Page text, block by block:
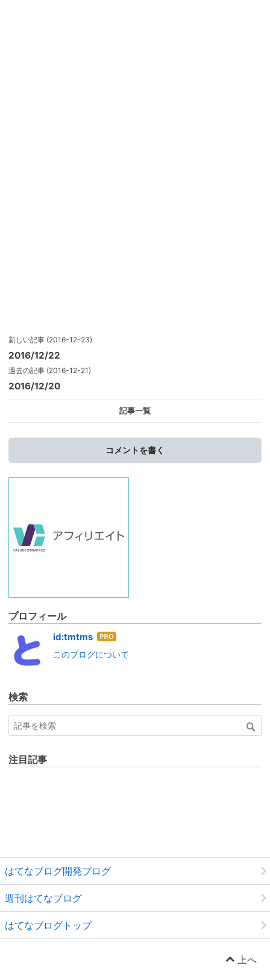
新しい記事 (2016-12-23)
2016/12/22
過去の記事 (2016-12-21)
2016/12/20
記事一覧
コメントを書く
プロフィール
id:tmtms はて
ログ
このブログについて
検索
注目記事
はてなブログ開発ブログ
週刊はてなブログ
はてなブログトップ
上へ